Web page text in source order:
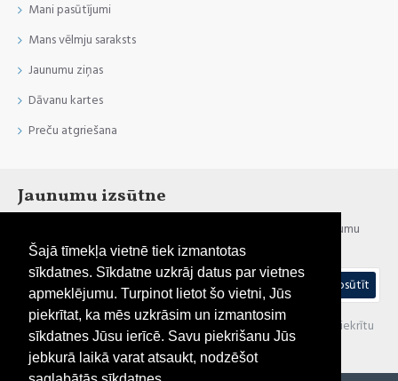
Šajā tīmekļa vietnē tiek izmantotas
sīkdatnes. Sīkdatne uzkrāj datus par vietnes
apmeklējumu. Turpinot lietot šo vietni, Jūs
piekrītat, ka mēs uzkrāsim un izmantosim
sīkdatnes Jūsu ierīcē. Savu piekrišanu Jūs
jebkurā laikā varat atsaukt, nodzēšot
Mani pasūtījumi
Mans vēlmju saraksts
Jaunumu ziņas
Dāvanu kartes
Preču atgriešana
Jaunumu izsūtne
Esi informēts par jaunumiem un akcijām, reģistrējies mūsu jaunumu
izsūtnei
Nosūtīt
Esmu iepazinies(-usies) ar sadaļu " Privātuma politika
" un piekrītu
visiem minētajiem noteikumiem